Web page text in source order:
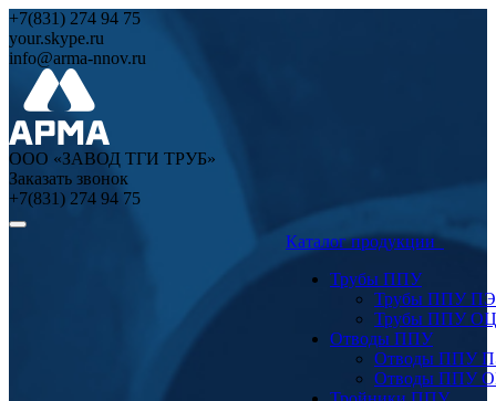
+7(831) 274 94 75
your.skype.ru
info@arma-nnov.ru
ООО «ЗАВОД ТГИ ТРУБ»
Заказать звонок
+7(831) 274 94 75
Каталог продукции
Трубы ППУ
Трубы ППУ ПЭ
Трубы ППУ ОЦ
Отводы ППУ
Отводы ППУ
Отводы ППУ